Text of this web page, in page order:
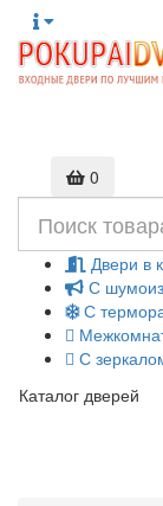
0
Двери в
С
С
С
Каталог дверей